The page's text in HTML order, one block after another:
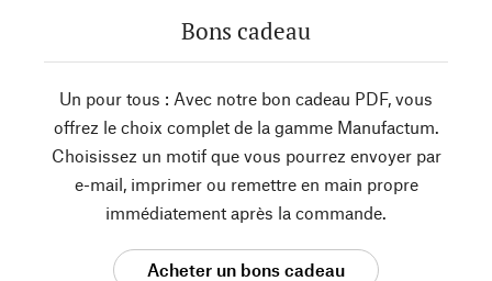
Bons cadeau
Un pour tous : Avec notre bon cadeau PDF, vous
offrez le choix complet de la gamme Manufactum.
Choisissez un motif que vous pourrez envoyer par
e-mail, imprimer ou remettre en main propre
immédiatement après la commande.
Acheter un bons cadeau